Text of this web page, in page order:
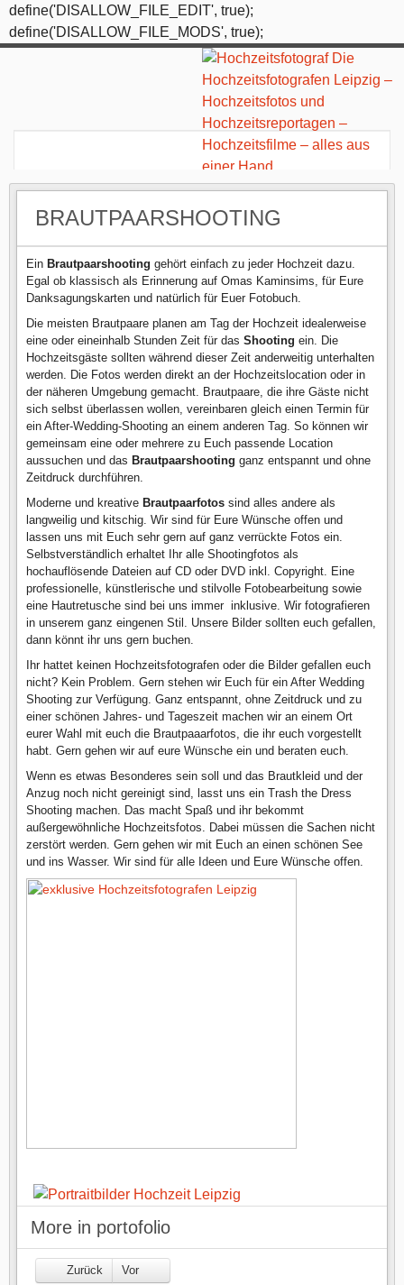
define('DISALLOW_FILE_EDIT', true);
define('DISALLOW_FILE_MODS', true);
BRAUTPAARSHOOTING
Ein Brautpaarshooting gehört einfach zu jeder Hochzeit dazu.
Egal ob klassisch als Erinnerung auf Omas Kaminsims, für Eure
Danksagungskarten und natürlich für Euer Fotobuch.
Die meisten Brautpaare planen am Tag der Hochzeit idealerweise
eine oder eineinhalb Stunden Zeit für das Shooting ein. Die
Hochzeitsgäste sollten während dieser Zeit anderweitig unterhalten
werden. Die Fotos werden direkt an der Hochzeitslocation oder in
der näheren Umgebung gemacht. Brautpaare, die ihre Gäste nicht
sich selbst überlassen wollen, vereinbaren gleich einen Termin für
ein After-Wedding-Shooting an einem anderen Tag. So können wir
gemeinsam eine oder mehrere zu Euch passende Location
aussuchen und das Brautpaarshooting ganz entspannt und ohne
Zeitdruck durchführen.
Moderne und kreative Brautpaarfotos sind alles andere als
langweilig und kitschig. Wir sind für Eure Wünsche offen und
lassen uns mit Euch sehr gern auf ganz verrückte Fotos ein.
Selbstverständlich erhaltet Ihr alle Shootingfotos als
hochauflösende Dateien auf CD oder DVD inkl. Copyright. Eine
professionelle, künstlerische und stilvolle Fotobearbeitung sowie
eine Hautretusche sind bei uns immer inklusive. Wir fotografieren
in unserem ganz eingenen Stil. Unsere Bilder sollten euch gefallen,
dann könnt ihr uns gern buchen.
Ihr hattet keinen Hochzeitsfotografen oder die Bilder gefallen euch
nicht? Kein Problem. Gern stehen wir Euch für ein After Wedding
Shooting zur Verfügung. Ganz entspannt, ohne Zeitdruck und zu
einer schönen Jahres- und Tageszeit machen wir an einem Ort
eurer Wahl mit euch die Brautpaaarfotos, die ihr euch vorgestellt
habt. Gern gehen wir auf eure Wünsche ein und beraten euch.
Wenn es etwas Besonderes sein soll und das Brautkleid und der
Anzug noch nicht gereinigt sind, lasst uns ein Trash the Dress
Shooting machen. Das macht Spaß und ihr bekommt
außergewöhnliche Hochzeitsfotos. Dabei müssen die Sachen nicht
zerstört werden. Gern gehen wir mit Euch an einen schönen See
und ins Wasser. Wir sind für alle Ideen und Eure Wünsche offen.
More in portofolio
Zurück Vor